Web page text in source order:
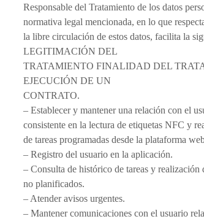
Responsable del Tratamiento de los datos
normativa legal mencionada, en lo que
la libre circulación de estos datos, facilita la
LEGITIMACIÓN DEL
TRATAMIENTO FINALIDAD DEL
EJECUCIÓN DE UN
CONTRATO.
– Establecer y mantener una relación con el
consistente en la lectura de etiquetas NFC y
de tareas programadas desde la plataforma
– Registro del usuario en la aplicación.
– Consulta de histórico de tareas y realización
no planificados.
– Atender avisos urgentes.
– Mantener comunicaciones con el usuario